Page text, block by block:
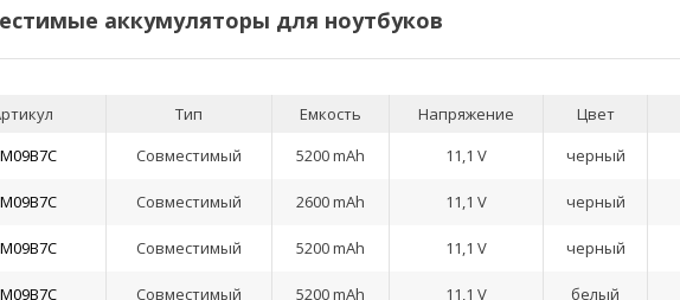
аккумуляторы для ноутбуков
Тип Емкость Напряжение Цвет
Совместимый 5200 mAh 11,1 V черный
Совместимый 2600 mAh 11,1 V черный
Совместимый 5200 mAh 11,1 V черный
Совместимый 5200 mAh 11,1 V белый